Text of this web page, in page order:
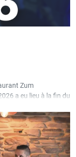
Zum
a eu lieu à la fin du